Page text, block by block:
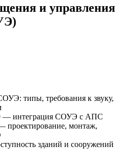
и управления
типы, требования к звуку,
— интеграция СОУЭ с АПС
монтаж,
зданий и сооружений